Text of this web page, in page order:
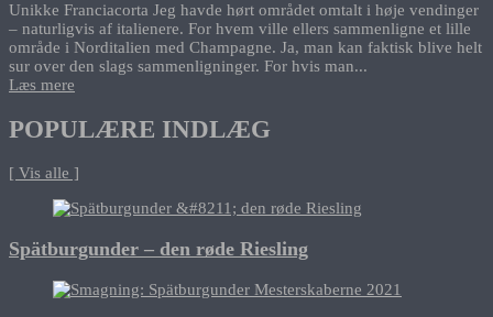
Unikke Franciacorta Jeg havde hørt området omtalt i høje vendinger
– naturligvis af italienere. For hvem ville ellers sammenligne et lille
område i Norditalien med Champagne. Ja, man kan faktisk blive helt
sur over den slags sammenligninger. For hvis man...
Læs mere
POPULÆRE INDLÆG
[ Vis alle ]
Spätburgunder – den røde Riesling